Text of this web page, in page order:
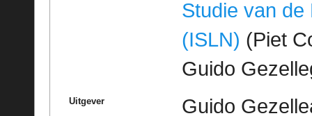
Studie van de
(ISLN) (Piet
Guido
Uitgever Guido